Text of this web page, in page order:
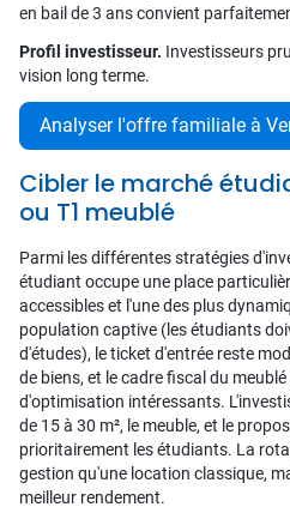
en bail de 3 ans convient
Profil investisseur. Investisseurs
vision long terme.
Analyser l'offre familiale à
Cibler le marché
ou T1 meublé
Parmi les différentes stratégies
étudiant occupe une place
accessibles et l'une des plus
population captive (les étudiants
d'études), le ticket d'entrée reste
de biens, et le cadre fiscal du
d'optimisation intéressants.
de 15 à 30 m², le meuble, et le
prioritairement les étudiants. La
gestion qu'une location classique,
meilleur rendement.